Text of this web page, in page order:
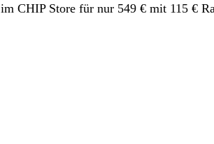
CHIP Store für nur 549 € mit 115 €